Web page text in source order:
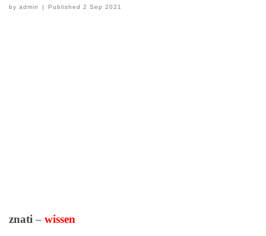
by admin Published2 Sep 2021
znati – wissen